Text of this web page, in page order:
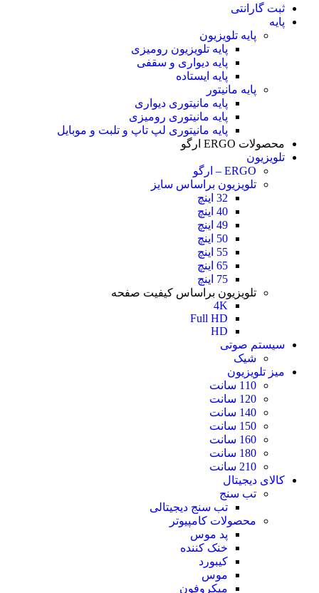
ثبت گارانتی
پایه
پایه تلویزیون
پایه تلویزیون رومیزی
پایه دیواری و سقفی
پایه ایستاده
پایه مانیتور
پایه مانیتوری دیواری
پایه مانیتوری رومیزی
پایه مانیتوری لپ تاپ و تلبت و موبایل
محصولات ERGO ارگو
تلویزیون
ERGO – ارگو
تلویزیون براساس سایز
32 اینچ
40 اینچ
49 اینچ
50 اینچ
55 اینچ
65 اینچ
75 اینچ
تلویزیون براساس کیفیت صفحه
4K
Full HD
HD
سیستم صوتی
شیک
میز تلویزیون
110 سانت
120 سانت
140 سانت
150 سانت
160 سانت
180 سانت
210 سانت
کالای دیجیتال
تب سنج
تب سنج دیجیتالی
محصولات کامپیوتر
پد موس
خنک کننده
کیبورد
موس
میکروفون